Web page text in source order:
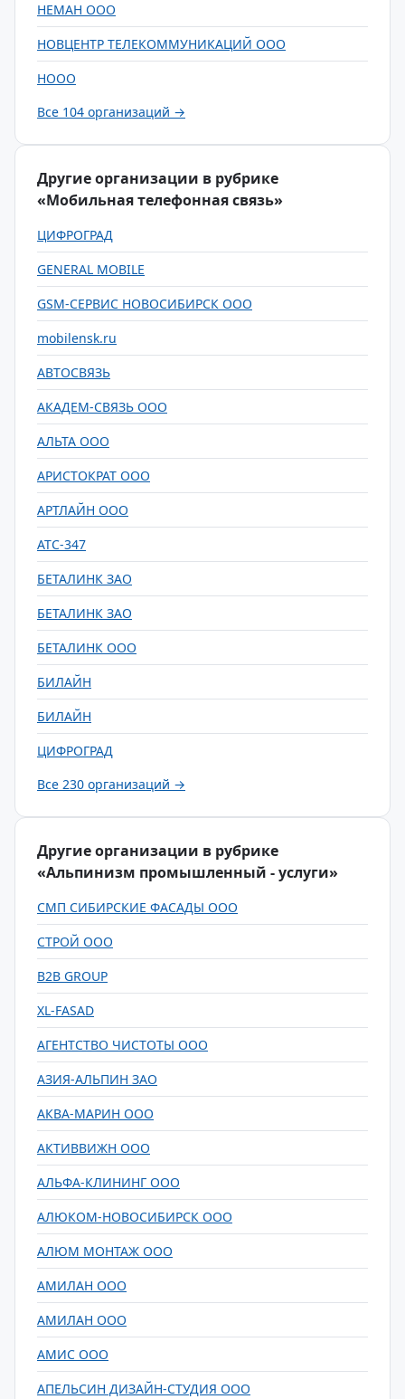
НЕМАН ООО
НОВЦЕНТР ТЕЛЕКОММУНИКАЦИЙ ООО
НООО
Все 104 организаций →
Другие организации в рубрике
«Мобильная телефонная связь»
ЦИФРОГРАД
GENERAL MOBILE
GSM-СЕРВИС НОВОСИБИРСК ООО
mobilensk.ru
АВТОСВЯЗЬ
АКАДЕМ-СВЯЗЬ ООО
АЛЬТА ООО
АРИСТОКРАТ ООО
АРТЛАЙН ООО
АТС-347
БЕТАЛИНК ЗАО
БЕТАЛИНК ЗАО
БЕТАЛИНК ООО
БИЛАЙН
БИЛАЙН
ЦИФРОГРАД
Все 230 организаций →
Другие организации в рубрике
«Альпинизм промышленный - услуги»
СМП СИБИРСКИЕ ФАСАДЫ ООО
СТРОЙ ООО
B2B GROUP
XL-FASAD
АГЕНТСТВО ЧИСТОТЫ ООО
АЗИЯ-АЛЬПИН ЗАО
АКВА-МАРИН ООО
АКТИВВИЖН ООО
АЛЬФА-КЛИНИНГ ООО
АЛЮКОМ-НОВОСИБИРСК ООО
АЛЮМ МОНТАЖ ООО
АМИЛАН ООО
АМИЛАН ООО
АМИС ООО
АПЕЛЬСИН ДИЗАЙН-СТУДИЯ ООО